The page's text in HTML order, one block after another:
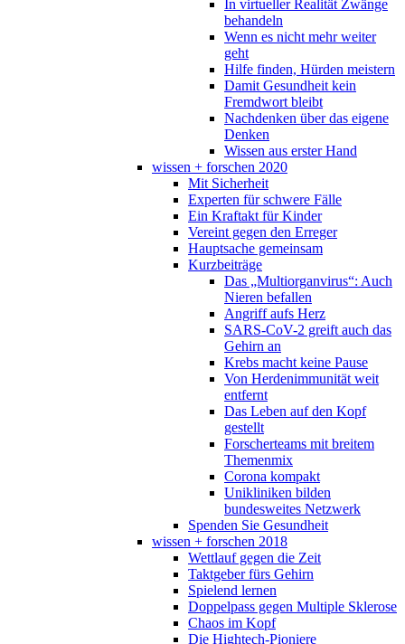
In virtueller Realität Zwänge
behandeln
Wenn es nicht mehr weiter
geht
Hilfe finden, Hürden meistern
Damit Gesundheit kein
Fremdwort bleibt
Nachdenken über das eigene
Denken
Wissen aus erster Hand
wissen + forschen 2020
Mit Sicherheit
Experten für schwere Fälle
Ein Kraftakt für Kinder
Vereint gegen den Erreger
Hauptsache gemeinsam
Kurzbeiträge
Das „Multiorganvirus“: Auch
Nieren befallen
Angriff aufs Herz
SARS-CoV-2 greift auch das
Gehirn an
Krebs macht keine Pause
Von Herdenimmunität weit
entfernt
Das Leben auf den Kopf
gestellt
Forscherteams mit breitem
Themenmix
Corona kompakt
Unikliniken bilden
bundesweites Netzwerk
Spenden Sie Gesundheit
wissen + forschen 2018
Wettlauf gegen die Zeit
Taktgeber fürs Gehirn
Spielend lernen
Doppelpass gegen Multiple Sklerose
Chaos im Kopf
Die Hightech-Pioniere